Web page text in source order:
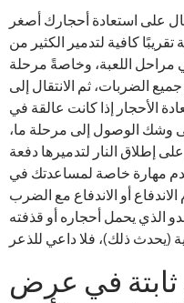
على استعادة أحجارك أصغر
كافية لتدمير الكثير من
مراحل اللعبة، وخاصةً مرحلة
الضربات، ثم الانتقال إلى
الأحجار إذا كانت عالقة في
وشك الوصول إلى مرحلة ما،
إطلاق النار لتدميرها دفعة
مهارة خاصة لمساعدتك في
أو الاندفاع مع الضرب
الذي يحمل أحجاره أو قذفته
ثابتة في عرض